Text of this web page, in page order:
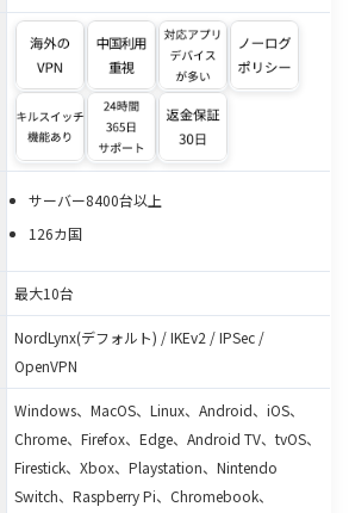
サーバー8400台以上
126カ国
最大10台
NordLynx(デフォルト) / IKEv2 / IPSec /
OpenVPN
Windows、MacOS、Linux、Android、iOS、
Chrome、Firefox、Edge、Android TV、tvOS、
Firestick、Xbox、Playstation、Nintendo
Switch、Raspberry Pi、Chromebook、